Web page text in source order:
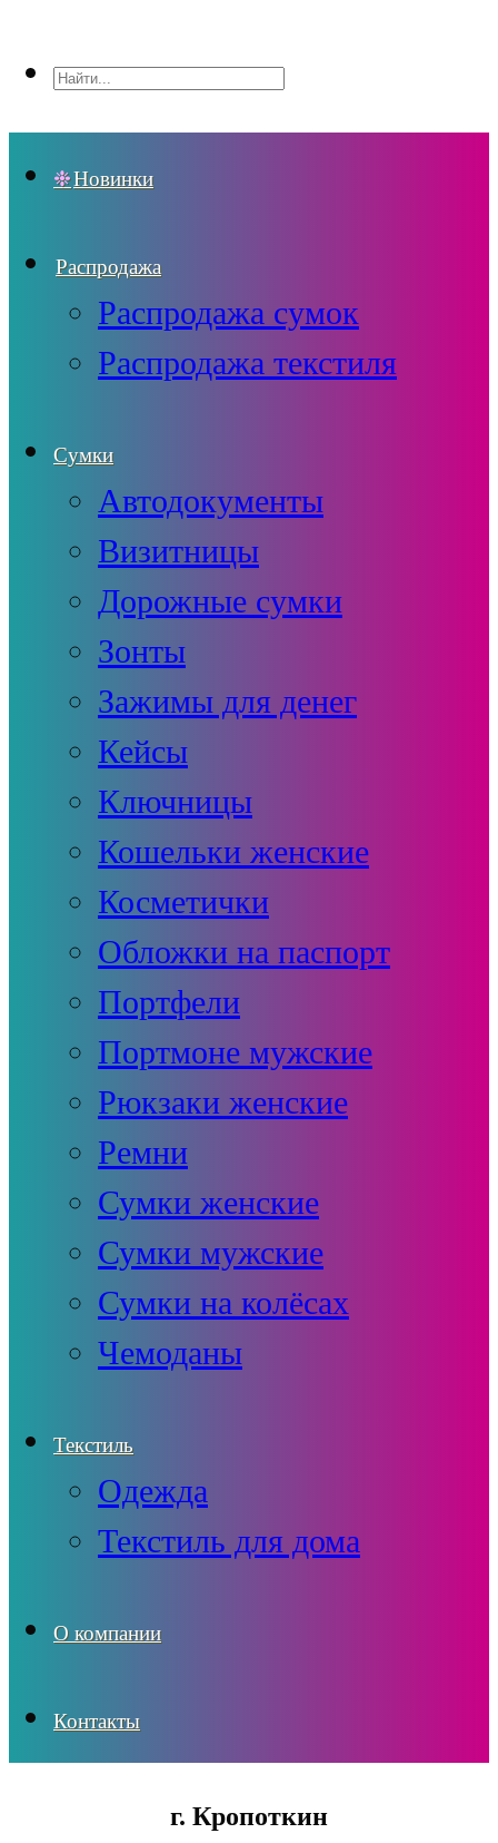
Новинки
Распродажа
Распродажа сумок
Распродажа текстиля
Сумки
Автодокументы
Визитницы
Дорожные сумки
Зонты
Зажимы для денег
Кейсы
Ключницы
Кошельки женские
Косметички
Обложки на паспорт
Портфели
Портмоне мужские
Рюкзаки женские
Ремни
Сумки женские
Сумки мужские
Сумки на колёсах
Чемоданы
Текстиль
Одежда
Текстиль для дома
О компании
Контакты
г. Кропоткин